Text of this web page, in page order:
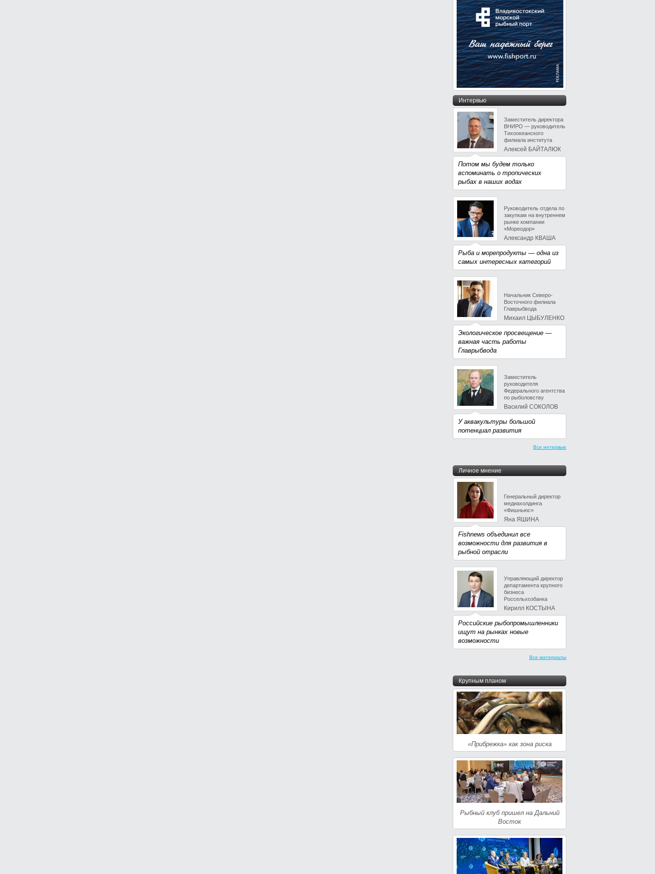
Интервью
Заместитель директора
ВНИРО — руководитель
Тихоокеанского
филиала института
Алексей БАЙТАЛЮК
Потом мы будем только
вспоминать о тропических
рыбах в наших водах
Руководитель отдела по
закупкам на внутреннем
рынке компании
«Мореодор»
Александр КВАША
Рыба и морепродукты — одна из
самых интересных категорий
Начальник Северо-
Восточного филиала
Главрыбвода
Михаил ЦЫБУЛЕНКО
Экологическое просвещение —
важная часть работы
Главрыбвода
Заместитель
руководителя
Федерального агентства
по рыболовству
Василий СОКОЛОВ
У аквакультуры большой
потенциал развития
Все интервью
Личное мнение
Генеральный директор
медиахолдинга
«Фишньюс»
Яна ЯШИНА
Fishnews объединил все
возможности для развития в
рыбной отрасли
Управляющий директор
департамента крупного
бизнеса
Россельхозбанка
Кирилл КОСТЫНА
Российские рыбопромышленники
ищут на рынках новые
возможности
Все материалы
Крупным планом
«Прибрежка» как зона риска
Рыбный клуб пришел на Дальний
Восток